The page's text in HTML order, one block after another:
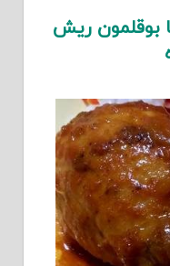
بوقلمون ریش